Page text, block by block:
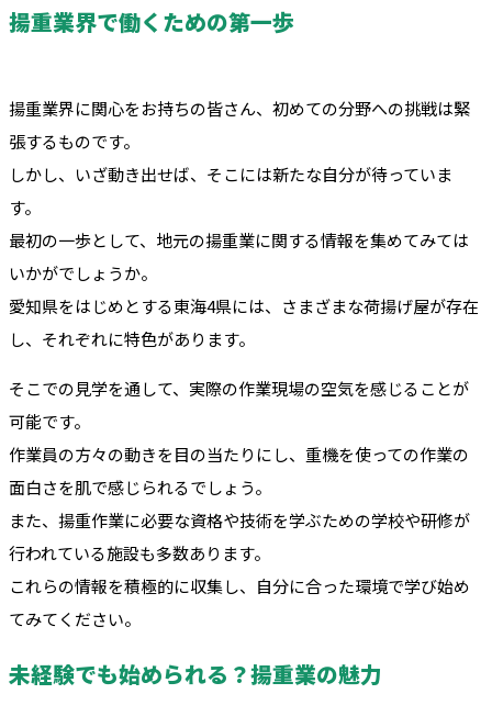
揚重業界で働くための第一歩
揚重業界に関心をお持ちの皆さん、初めての分野への挑戦は緊
張するものです。
しかし、いざ動き出せば、そこには新たな自分が待っていま
す。
最初の一歩として、地元の揚重業に関する情報を集めてみては
いかがでしょうか。
愛知県をはじめとする東海4県には、さまざまな荷揚げ屋が存在
し、それぞれに特色があります。
そこでの見学を通して、実際の作業現場の空気を感じることが
可能です。
作業員の方々の動きを目の当たりにし、重機を使っての作業の
面白さを肌で感じられるでしょう。
また、揚重作業に必要な資格や技術を学ぶための学校や研修が
行われている施設も多数あります。
これらの情報を積極的に収集し、自分に合った環境で学び始め
てみてください。
未経験でも始められる？揚重業の魅力